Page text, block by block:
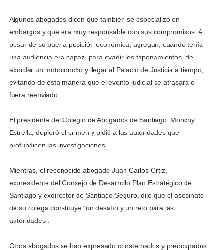
Algunos abogados di­cen que también se es­pecializó en
embargos y que era muy responsable con sus compromisos. A
pesar de su buena posi­ción económica, agre­gan, cuando tenía
una audiencia era capaz, pa­ra evadir los taponamien­tos, de
abordar un moto­concho y llegar al Palacio de Justicia a tiempo,
evi­tando de esta manera que el evento judicial se atra­sara o
fuera reenviado.
El presidente del Colegio de Abogados de Santiago, Monchy
Estrella, deploró el crimen y pidió a las autori­dades que
profundicen las investigaciones.
Mientras, el reconocido abogado Juan Carlos Ortiz,
expresidente del Consejo de Desarrollo Plan Estratégico de
Santiago y exdirector de Santiago Seguro, dijo que el asesinato
de su colega cons­tituye “un desafío y un reto para las
autoridades”.
Otros abogados se han expresado consternados y preocupados